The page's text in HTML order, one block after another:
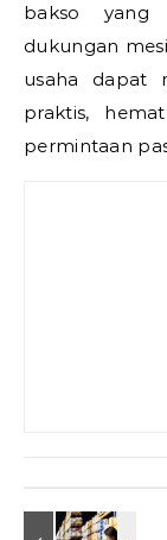
bakso yang
dukungan
usaha dapat
praktis,
permintaan